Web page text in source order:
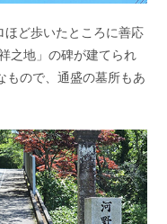
ほど歩いたところに善応
之地」の碑が建てられ
もので、通盛の墓所もあ